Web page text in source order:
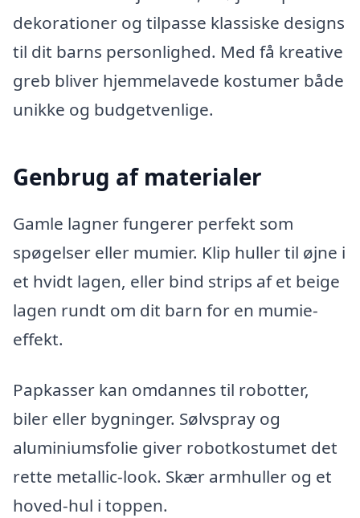
dekorationer og tilpasse klassiske designs
til dit barns personlighed. Med få kreative
greb bliver hjemmelavede kostumer både
unikke og budgetvenlige.
Genbrug af materialer
Gamle lagner fungerer perfekt som
spøgelser eller mumier. Klip huller til øjne i
et hvidt lagen, eller bind strips af et beige
lagen rundt om dit barn for en mumie-
effekt.
Papkasser kan omdannes til robotter,
biler eller bygninger. Sølvspray og
aluminiumsfolie giver robotkostumet det
rette metallic-look. Skær armhuller og et
hoved-hul i toppen.